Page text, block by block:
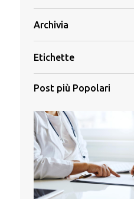
Archivia
Etichette
Post più Popolari